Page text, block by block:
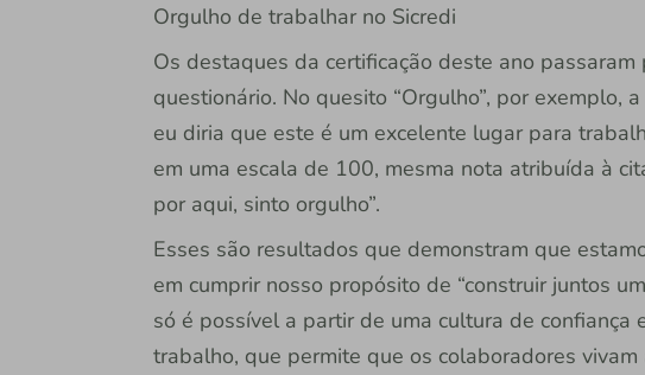
Orgulho de trabalhar no Sicredi
Os destaques da certificação deste ano
questionário. No quesito “Orgulho”, por exemplo,
eu diria que este é um excelente lugar para
em uma escala de 100, mesma nota atribuída à
por aqui, sinto orgulho”.
Esses são resultados que demonstram que
em cumprir nosso propósito de “construir juntos
só é possível a partir de uma cultura de confiança
trabalho, que permite que os colaboradores